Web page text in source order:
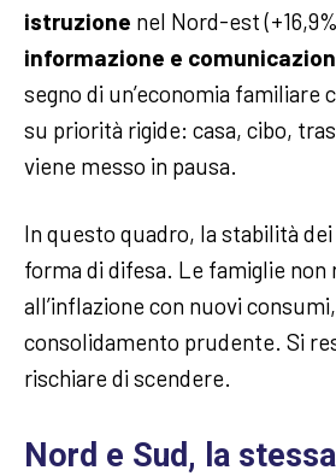
istruzione nel Nord-est
informazione e
segno di un’economia familiare
su priorità rigide: casa, cibo,
viene messo in pausa.
In questo quadro, la stabilità
forma di difesa. Le famiglie non
all’inflazione con nuovi
consolidamento prudente. Si
rischiare di scendere.
Nord e Sud, la